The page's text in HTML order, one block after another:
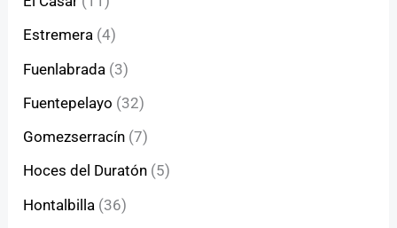
Estremera (4)
Fuenlabrada (3)
Fuentepelayo (32)
Gomezserracín (7)
Hoces del Duratón (5)
Hontalbilla (36)